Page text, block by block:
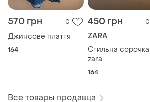
570 грн 0
Джинсове плаття
164
450 грн 0
ZARA
Стильна сорочка
zara
164
Все товары продавца